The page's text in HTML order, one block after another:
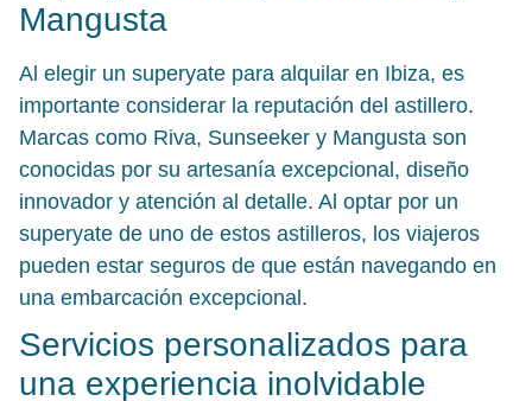
Mangusta
Al elegir un superyate para alquilar en Ibiza, es
importante considerar la reputación del astillero.
Marcas como Riva, Sunseeker y Mangusta son
conocidas por su artesanía excepcional, diseño
innovador y atención al detalle. Al optar por un
superyate de uno de estos astilleros, los viajeros
pueden estar seguros de que están navegando en
una embarcación excepcional.
Servicios personalizados para
una experiencia inolvidable